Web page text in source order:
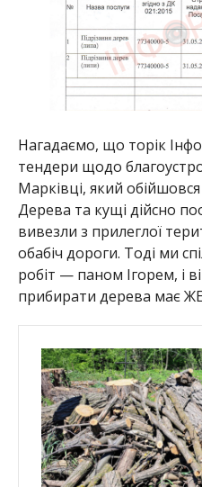
Нагадаємо, що торік
тендери щодо
Марківці, який обійшовся
Дерева та кущі дійсно
вивезли з прилеглої
обабіч дороги. Тоді ми
робіт — паном Ігорем, і
прибирати дерева має